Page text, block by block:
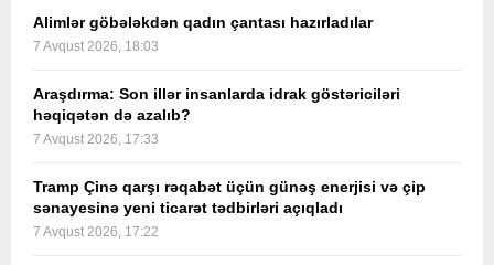
Alimlər göbələkdən qadın çantası hazırladılar
7 Avqust 2026, 18:03
Araşdırma: Son illər insanlarda idrak göstəriciləri
həqiqətən də azalıb?
7 Avqust 2026, 17:33
Tramp Çinə qarşı rəqabət üçün günəş enerjisi və çip
sənayesinə yeni ticarət tədbirləri açıqladı
7 Avqust 2026, 17:22